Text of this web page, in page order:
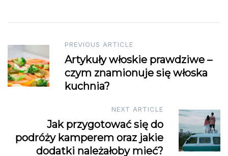
Post
navigation
PREVIOUS ARTICLE
Artykuły włoskie prawdziwe –
czym znamionuje się włoska
kuchnia?
NEXT ARTICLE
Jak przygotować się do
podróży kamperem oraz jakie
dodatki należałoby mieć?